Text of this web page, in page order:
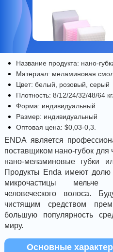
Название продукта: нано-
Материал: меламиновая
Цвет: белый, розовый, серый
Плотность: 8/12/24/32/48/64
Форма: индивидуальный
Размер: индивидуальный
Оптовая цена: $0,03-0,3.
ENDA является
поставщиком нано-губок для
нано-меламиновые губки
Продукты Enda имеют долю
микрочастицы мельче
человеческого волоса.
чистящим средством
большую популярность
миру.
Основные